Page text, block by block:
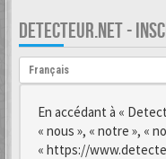
DETECTEUR.NET -
Langue :
Français
En accédant à «
« nous », « notre », «
« https://